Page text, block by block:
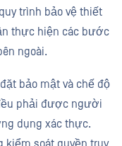
trình bảo vệ thiết
thực hiện các bước
ngoài.
bảo mật và chế độ
phải được người
dụng xác thực.